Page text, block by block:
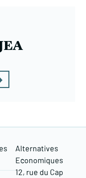
Alternatives
Economiques
12, rue du Cap